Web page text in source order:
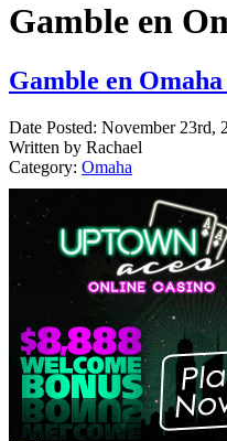
Gamble en
Gamble en
Date Posted: November 23rd,
Written by Rachael
Category: Omaha